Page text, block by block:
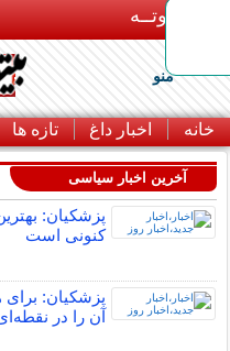
بـیتوتــه
منو
خانه اخبار داغ تازه ها
آخرین اخبار سیاسی
پزشکیان:
کنونی است
پزشکیان: برای
آن را در